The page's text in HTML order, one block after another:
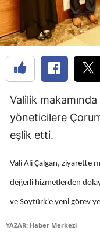
Valilik
yöneticilere
eşlik etti.
Vali Ali Çalgan, ziyarette
değerli hizmetlerden
ve Soytürk'e yeni görev
YAZAR: Haber Merkezi